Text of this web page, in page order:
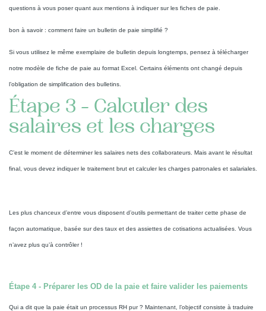
questions à vous poser quant aux mentions à indiquer sur les fiches de paie.
bon à savoir : comment faire un bulletin de paie simplifié ?
Si vous utilisez le même exemplaire de bulletin depuis longtemps, pensez à télécharger
notre modèle de fiche de paie au format Excel. Certains éléments ont changé depuis
l’obligation de simplification des bulletins.
Étape 3 - Calculer des
salaires et les charges
C’est le moment de déterminer les salaires nets des collaborateurs. Mais avant le résultat
final, vous devez indiquer le traitement brut et calculer les charges patronales et salariales.
Les plus chanceux d’entre vous disposent d’outils permettant de traiter cette phase de
façon automatique, basée sur des taux et des assiettes de cotisations actualisées. Vous
n’avez plus qu’à contrôler !
Étape 4 - Préparer les OD de la paie et faire valider les paiements
Qui a dit que la paie était un processus RH pur ? Maintenant, l’objectif consiste à traduire